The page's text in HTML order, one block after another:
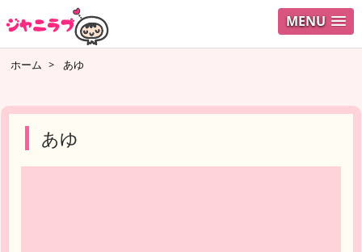
MENU ログイ
ホーム > あゆ
あゆ